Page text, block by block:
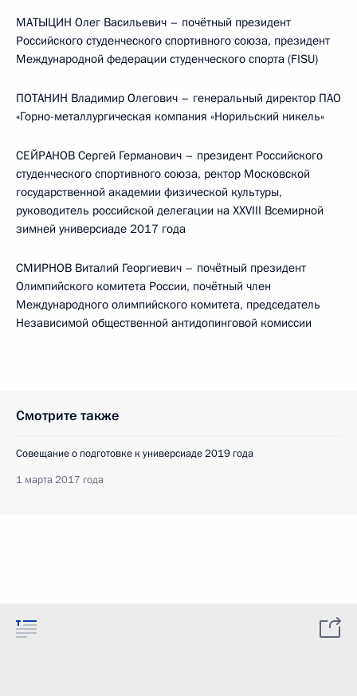
МАТЫЦИН Олег Васильевич – почётный президент
Российского студенческого спортивного союза, президент
Международной федерации студенческого спорта (FISU)
ПОТАНИН Владимир Олегович – генеральный директор ПАО
«Горно-металлургическая компания «Норильский никель»
СЕЙРАНОВ Сергей Германович – президент Российского
студенческого спортивного союза, ректор Московской
государственной академии физической культуры,
руководитель российской делегации на XXVIII Всемирной
зимней универсиаде 2017 года
СМИРНОВ Виталий Георгиевич – почётный президент
Олимпийского комитета России, почётный член
Международного олимпийского комитета, председатель
Независимой общественной антидопинговой комиссии
Смотрите также
Совещание о подготовке к универсиаде 2019 года
1 марта 2017 года